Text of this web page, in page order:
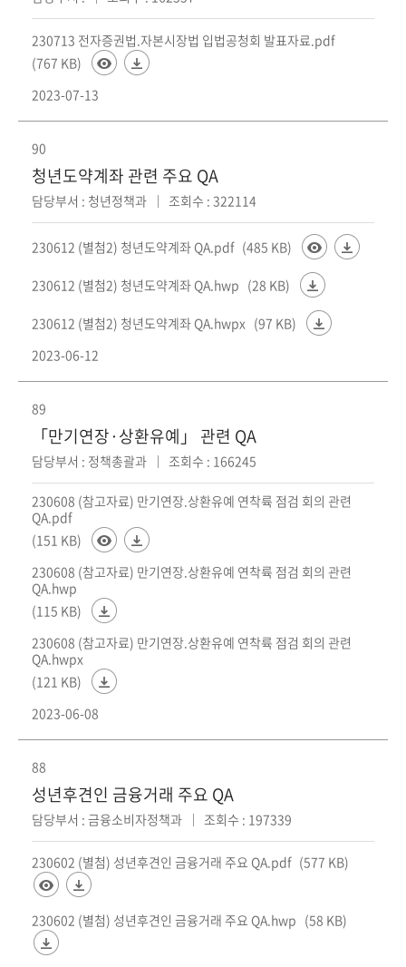
230713 전자증권법.자본시장법 입법공청회 발표자료.pdf
(767 KB)
2023-07-13
90
청년도약계좌 관련 주요 QA
담당부서 : 청년정책과 조회수 : 322114
230612 (별첨2) 청년도약계좌 QA.pdf (485 KB)
230612 (별첨2) 청년도약계좌 QA.hwp (28 KB)
230612 (별첨2) 청년도약계좌 QA.hwpx (97 KB)
2023-06-12
89
「만기연장·상환유예」 관련 QA
담당부서 : 정책총괄과 조회수 : 166245
230608 (참고자료) 만기연장.상환유예 연착륙 점검 회의 관련
QA.pdf
(151 KB)
230608 (참고자료) 만기연장.상환유예 연착륙 점검 회의 관련
QA.hwp
(115 KB)
230608 (참고자료) 만기연장.상환유예 연착륙 점검 회의 관련
QA.hwpx
(121 KB)
2023-06-08
88
성년후견인 금융거래 주요 QA
담당부서 : 금융소비자정책과 조회수 : 197339
230602 (별첨) 성년후견인 금융거래 주요 QA.pdf (577 KB)
230602 (별첨) 성년후견인 금융거래 주요 QA.hwp (58 KB)